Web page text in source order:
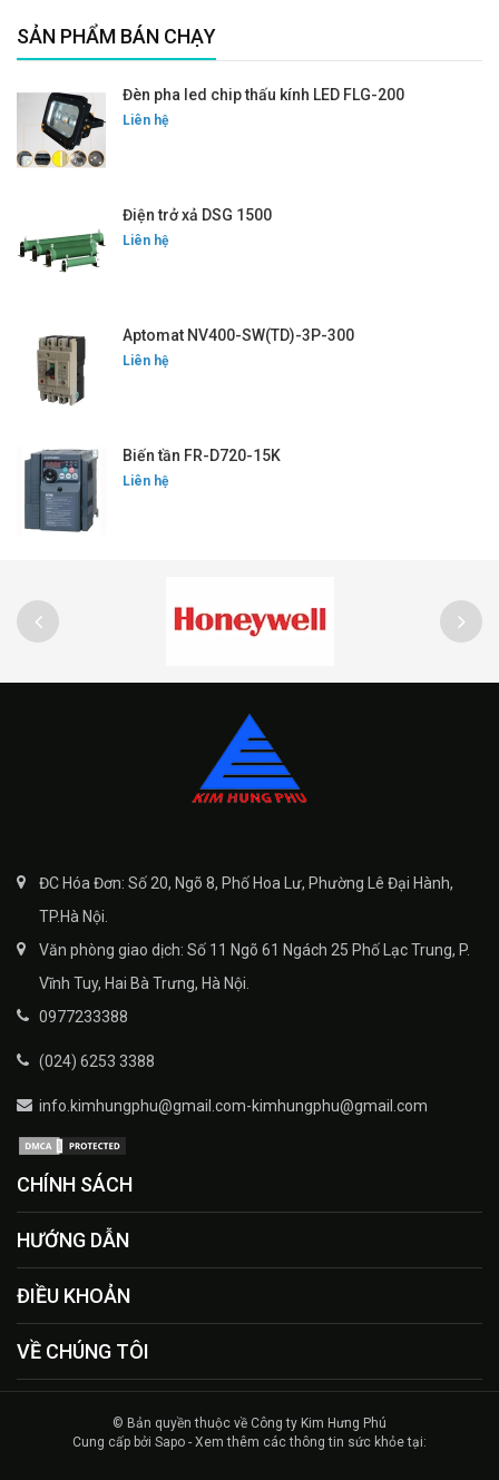
SẢN PHẨM BÁN CHẠY
Đèn pha led chip thấu kính LED FLG-200
Liên hệ
Điện trở xả DSG 1500
Liên hệ
Aptomat NV400-SW(TD)-3P-300
Liên hệ
Biến tần FR-D720-15K
Liên hệ
ĐC Hóa Đơn: Số 20, Ngõ 8, Phố Hoa Lư, Phường Lê Đại Hành,
TP.Hà Nội.
Văn phòng giao dịch: Số 11 Ngõ 61 Ngách 25 Phố Lạc Trung, P.
Vĩnh Tuy, Hai Bà Trưng, Hà Nội.
0977233388
(024) 6253 3388
info.kimhungphu@gmail.com-kimhungphu@gmail.com
CHÍNH SÁCH
HƯỚNG DẪN
ĐIỀU KHOẢN
VỀ CHÚNG TÔI
© Bản quyền thuộc về Công ty Kim Hưng Phú
Cung cấp bởi Sapo - Xem thêm các thông tin sức khỏe tại: